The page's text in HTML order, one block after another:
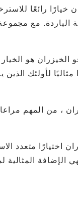
خيارًا رائعًا
الباردة. مع
هو
مثاليًا لأولئك
، من المهم
اختيارًا
الإضافة